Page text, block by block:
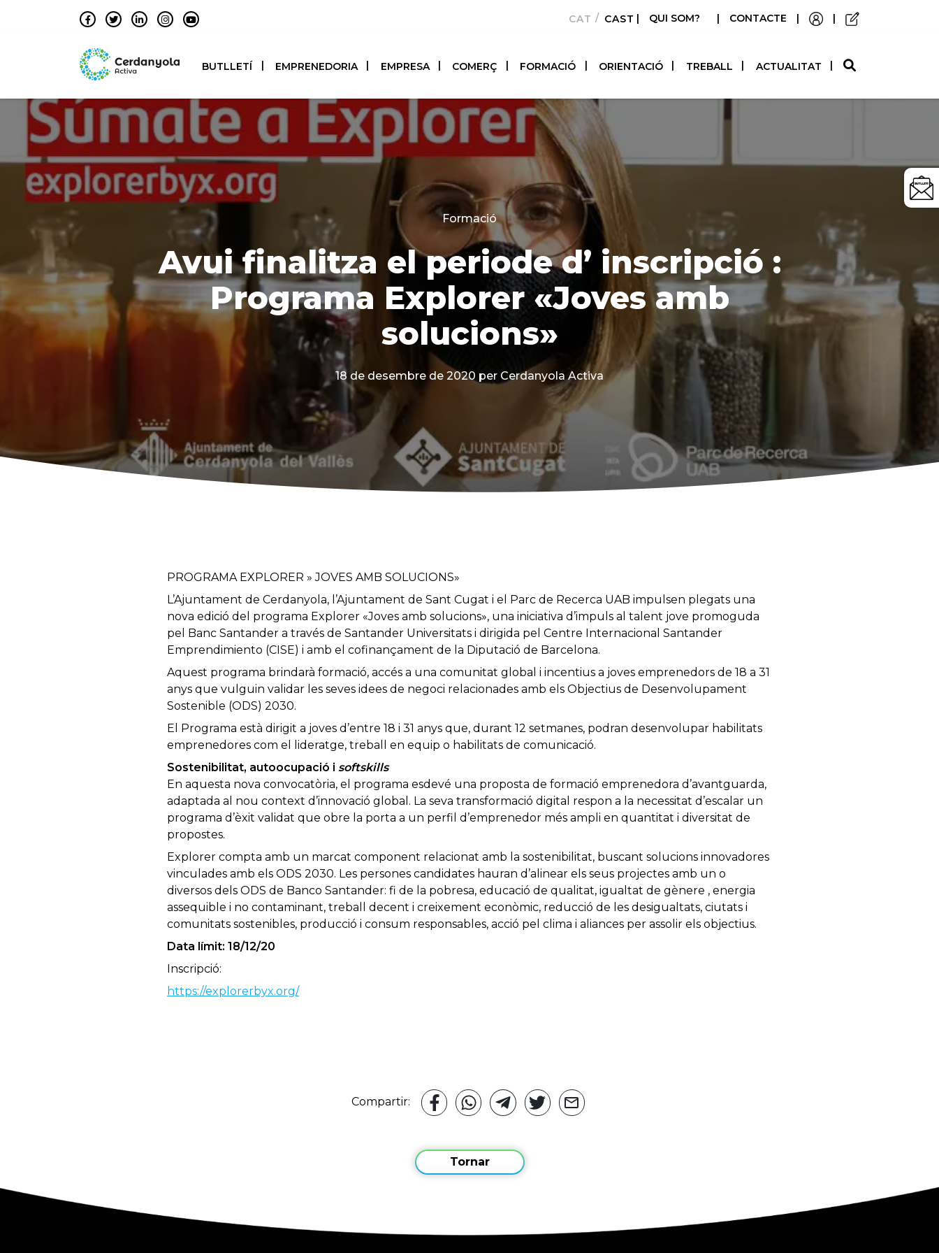
CATALÀCASTELLANO
| QUI SOM? | CONTACTE | |
BUTLLETÍ EMPRENEDORIA EMPRESA COMERÇ FORMACIÓ ORIENTACIÓ TREBALL ACTUALITAT
Categories
Formació
Avui finalitza el periode d’ inscripció :
Programa Explorer «Joves amb
solucions»
18 de desembre de 2020 per Cerdanyola Activa
PROGRAMA EXPLORER » JOVES AMB SOLUCIONS»
L’Ajuntament de Cerdanyola, l’Ajuntament de Sant Cugat i el Parc de Recerca UAB impulsen plegats una
nova edició del programa Explorer «Joves amb solucions», una iniciativa d’impuls al talent jove promoguda
pel Banc Santander a través de Santander Universitats i dirigida pel Centre Internacional Santander
Emprendimiento (CISE) i amb el cofinançament de la Diputació de Barcelona.
Aquest programa brindarà formació, accés a una comunitat global i incentius a joves emprenedors de 18 a 31
anys que vulguin validar les seves idees de negoci relacionades amb els Objectius de Desenvolupament
Sostenible (ODS) 2030.
El Programa està dirigit a joves d’entre 18 i 31 anys que, durant 12 setmanes, podran desenvolupar habilitats
emprenedores com el lideratge, treball en equip o habilitats de comunicació.
Sostenibilitat, autoocupació i softskills
En aquesta nova convocatòria, el programa esdevé una proposta de formació emprenedora d’avantguarda,
adaptada al nou context d’innovació global. La seva transformació digital respon a la necessitat d’escalar un
programa d’èxit validat que obre la porta a un perfil d’emprenedor més ampli en quantitat i diversitat de
propostes.
Explorer compta amb un marcat component relacionat amb la sostenibilitat, buscant solucions innovadores
vinculades amb els ODS 2030. Les persones candidates hauran d’alinear els seus projectes amb un o
diversos dels ODS de Banco Santander: fi de la pobresa, educació de qualitat, igualtat de gènere , energia
assequible i no contaminant, treball decent i creixement econòmic, reducció de les desigualtats, ciutats i
comunitats sostenibles, producció i consum responsables, acció pel clima i aliances per assolir els objectius.
Data límit: 18/12/20
Inscripció:
https://explorerbyx.org/
Compartir:
Tornar